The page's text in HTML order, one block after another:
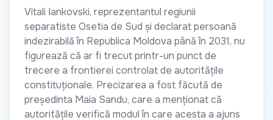
Vitali Iankovski, reprezentantul regiunii
separatiste Osetia de Sud și declarat persoană
indezirabilă în Republica Moldova până în 2031, nu
figurează că ar fi trecut printr-un punct de
trecere a frontierei controlat de autoritățile
constituționale. Precizarea a fost făcută de
președinta Maia Sandu, care a menționat că
autoritățile verifică modul în care acesta a ajuns